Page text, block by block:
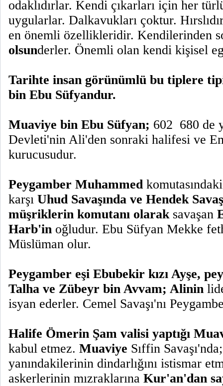
odaklıdırlar. Kendi çıkarları için her
uygularlar. Dalkavukları çoktur.
en önemli özellikleridir. Kendilerinden
olsunderler. Önemli olan kendi kişisel
Tarihte insan görünümlü bu tiplere
bin Ebu Süfyandur.
Muaviye bin Ebu Süfyan; 602  680
Devleti'nin Ali'den sonraki halifesi ve
kurucusudur.
Peygamber Muhammed
karşı Uhud Savaşında ve Hendek
müşriklerin komutanı olarak savaşan
Harb'in oğludur. Ebu Süfyan Mekke
Müslüman olur.
Peygamber eşi Ebubekir kızı Ayşe,
Talha ve Zübeyr bin Avvam; Alinin
isyan ederler. Cemel Savaşı'nı
Halife Ömerin Şam valisi yaptığı
kabul etmez. Muaviye Sıffin
yanındakilerinin dindarlığını istismar
askerlerinin mızraklarına Kur'an'dan